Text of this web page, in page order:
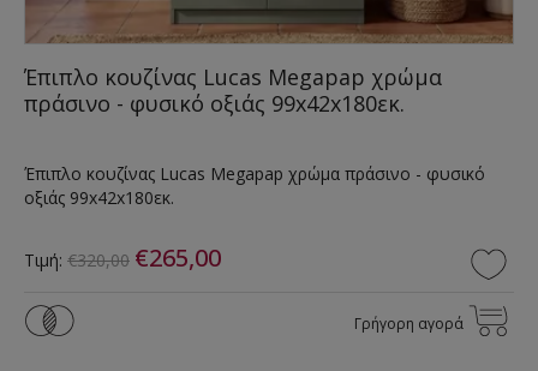
Έπιπλο κουζίνας Lucas Megapap χρώμα
πράσινο - φυσικό οξιάς 99x42x180εκ.
Έπιπλο κουζίνας Lucas Megapap χρώμα πράσινο - φυσικό
οξιάς 99x42x180εκ.
Τιμή: €320,00 €265,00
Γρήγορη αγορά